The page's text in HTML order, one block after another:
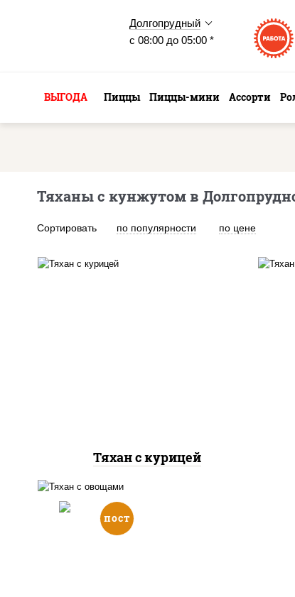
Долгопрудный
с 08:00 до 05:00 *
ВЫГОДА Пиццы Пиццы-мини Ассорти
Тяханы с кунжутом в
Сортировать по популярности по цене
Тяхан с курицей
пост